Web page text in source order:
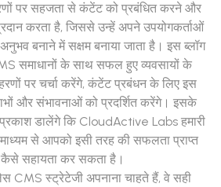
पर सहजता से कंटेंट को प्रबंधित करने और
करता है, जिससे उन्हें अपने उपयोगकर्ताओं
बनाने में सक्षम बनाया जाता है। इस ब्लॉग
समाधानों के साथ सफल हुए व्यवसायों के
पर चर्चा करेंगे, कंटेंट प्रबंधन के लिए इस
और संभावनाओं को प्रदर्शित करेंगे। इसके
डालेंगे कि CloudActive Labs हमारी
से आपको इसी तरह की सफलता प्राप्त
सहायता कर सकता है।
CMS स्ट्रेटेजी अपनाना चाहते हैं, वे सही